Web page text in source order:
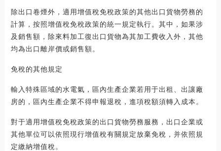
除出口卷煙外，適用增值稅免稅政策的其他出口貨物勞務的
計算，按照增值稅免稅政策的統一規定執行。其中，如果涉
及銷售額，除來料加工復出口貨物為其加工費收入外，其他
均為出口離岸價或銷售額。
免稅的其他規定
輸入特殊區域的水電氣，區內生產企業若用于出租、出讓廠
房的，區內生產企業不得申報退稅，進項稅額須轉入成本。
對于適用增值稅免稅政策的出口貨物勞務服務，出口企業或
其他單位可以依照現行增值稅有關規定放棄免稅，并依照規
定繳納增值稅。